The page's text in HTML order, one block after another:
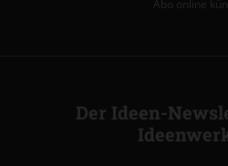
Abo online
Der Ideen-